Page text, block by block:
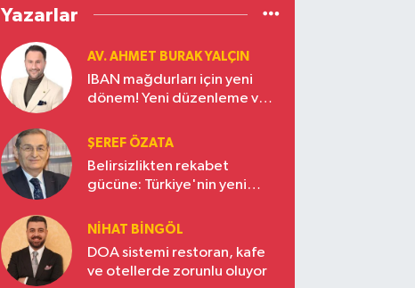
Yazarlar
AV. AHMET BURAK YALÇIN
IBAN mağdurları için yeni
dönem! Yeni düzenleme ve
ŞEREF ÖZATA
Belirsizlikten rekabet
gücüne: Türkiye'nin yeni
NIHAT BINGÖL
DOA sistemi restoran, kafe
ve otellerde zorunlu oluyor